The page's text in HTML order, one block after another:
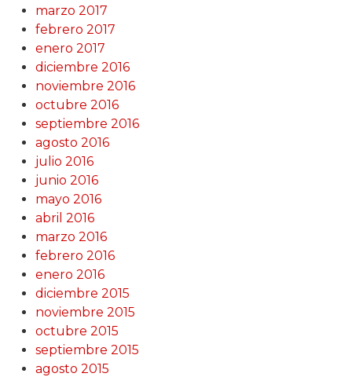
marzo 2017
febrero 2017
enero 2017
diciembre 2016
noviembre 2016
octubre 2016
septiembre 2016
agosto 2016
julio 2016
junio 2016
mayo 2016
abril 2016
marzo 2016
febrero 2016
enero 2016
diciembre 2015
noviembre 2015
octubre 2015
septiembre 2015
agosto 2015